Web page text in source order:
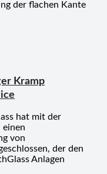
der flachen Kante
Kramp
hat mit der
einen
von
der den
Anlagen